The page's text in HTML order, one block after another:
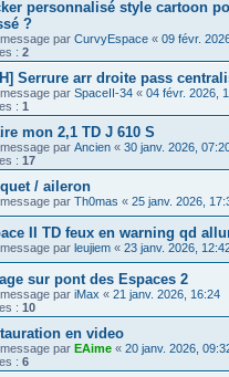
personnalisé style cartoon
?
par CurvyEspace « 09 févr.
: 2
Serrure arr droite pass
par SpaceII-34 « 04 févr. 2026,
: 1
mon 2,1 TD J 610 S
par Ancien « 30 janv. 2026,
: 17
/ aileron
par Th0mas « 25 janv. 2026,
II TD feux en warning qd
par leujiem « 23 janv. 2026,
sur pont des Espaces 2
par iMax « 21 janv. 2026, 16:24
: 10
en video
par EAime « 20 janv. 2026,
: 6